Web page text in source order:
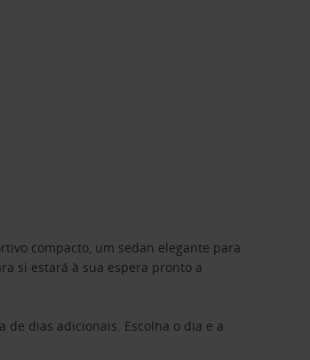
compacto, um sedan elegante para
si estará à sua espera pronto a
de dias adicionais. Escolha o dia e a